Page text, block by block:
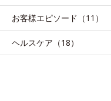
お客様エピソード（11）
ヘルスケア（18）